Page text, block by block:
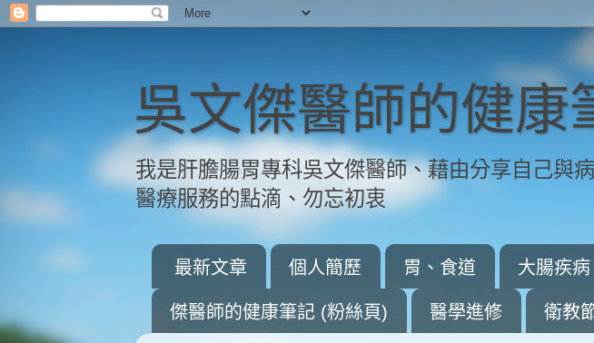
吳文傑醫師的健康
我是肝膽腸胃專科吳文傑醫師、藉由分享自己與
醫療服務的點滴、勿忘初衷
最新文章 個人簡歷 胃、食道 大腸疾病
傑醫師的健康筆記 (粉絲頁) 醫學進修 衛教